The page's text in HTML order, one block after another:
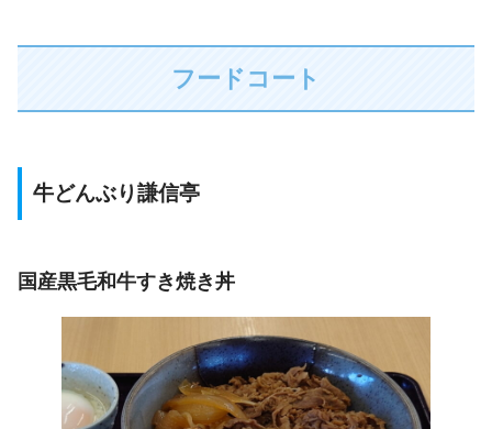
フードコート
牛どんぶり謙信亭
国産黒毛和牛すき焼き丼